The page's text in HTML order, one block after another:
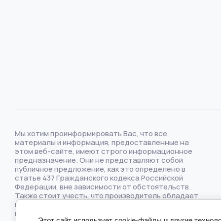
Мы хотим проинформировать Вас, что все
материалы и информация, предоставленные на
этом веб-сайте, имеют строго информационное
предназначение. Они не представляют собой
публичное предложение, как это определено в
статье 437 Гражданского кодекса Российской
Федерации, вне зависимости от обстоятельств.
Также стоит учесть, что производитель обладает
правом вводить изменения в продукцию без
предварительного уведомления. Такие изменения,